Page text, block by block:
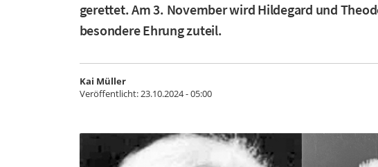
gerettet. Am 3. November wird Hildegard und
besondere Ehrung zuteil.
Kai Müller
Veröffentlicht:23.10.2024 - 05:00